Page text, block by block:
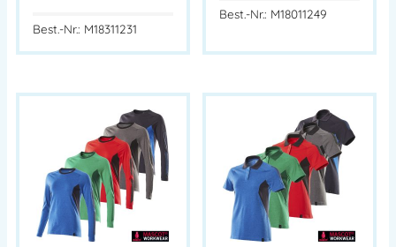
Best.-Nr.: M18311231
Best.-Nr.: M18011249